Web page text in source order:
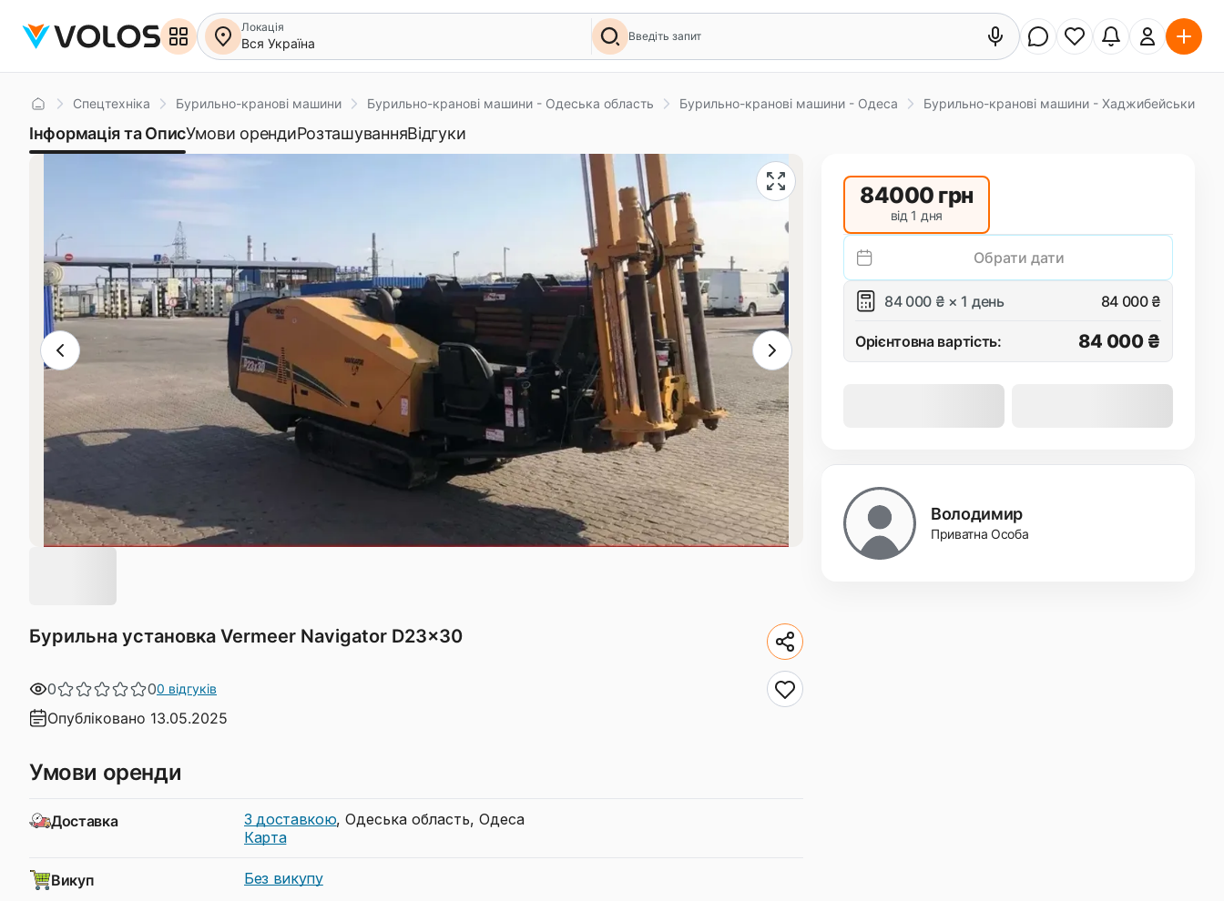
Локація
Вся Україна Введіть запит
ГоловнаСпецтехніка Бурильно-кранові машини Бурильно-кранові машини - Одеська область Бурильно-кранові машини - Одеса Бурильно-кранові машини - Хаджибейський
Інформація та ОписУмови орендиРозташуванняВідгуки
84000 грн
від 1 дня
Обрати дати
84 000 ₴ × 1 день 84 000 ₴
Орієнтовна вартість: 84 000 ₴
Володимир
Приватна Особа
Бурильна установка Vermeer Navigator D23x30
0 00 відгуків
Опубліковано 13.05.2025
Умови оренди
Доставка З доставкою, Одеська область, Одеса
Карта
Викуп Без викупу